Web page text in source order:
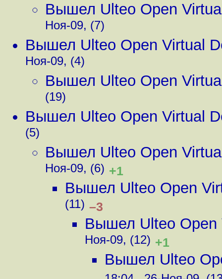
Вышел Ulteo Open
Ноя-09, (7)
Вышел Ulteo Open Virtual
Ноя-09, (4)
Вышел Ulteo Open
(19)
Вышел Ulteo Open Virtual
(5)
Вышел Ulteo Open
Ноя-09, (6) +1
Вышел Ulteo Open
(11) –3
Вышел Ulteo Open
Ноя-09, (12) +1
Вышел Ulteo